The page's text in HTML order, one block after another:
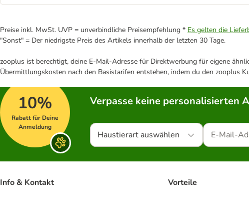
Preise inkl. MwSt. UVP = unverbindliche Preisempfehlung * Es gelten die
"Sonst" = Der niedrigste Preis des Artikels innerhalb der letzten 30 Tage.
zooplus ist berechtigt, deine E-Mail-Adresse für Direktwerbung für eigene
Übermittlungskosten nach den Basistarifen entstehen, indem du den zooplus
10%
Rabatt für Deine
Anmeldung
Verpasse keine personalisierten
Haustierart auswählen
Info & Kontakt Vorteile